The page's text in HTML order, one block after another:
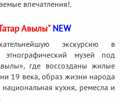
впечатления!.
Авылы" NEW
экскурсию в
этнографический музей под
где воссозданы жилые
19 века, образ жизни народа
кухня, ремесла и